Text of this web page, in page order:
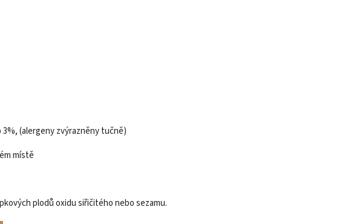
3%, (alergeny zvýrazněny tučně)
místě
plodů oxidu siřičitého nebo sezamu.